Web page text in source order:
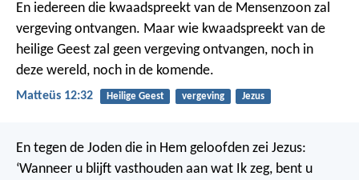
En iedereen die kwaadspreekt van de Mensenzoon zal
vergeving ontvangen. Maar wie kwaadspreekt van de
heilige Geest zal geen vergeving ontvangen, noch in
deze wereld, noch in de komende.
Matteüs 12:32 Heilige Geest vergeving Jezus
En tegen de Joden die in Hem geloofden zei Jezus:
‘Wanneer u blijft vasthouden aan wat Ik zeg, bent u